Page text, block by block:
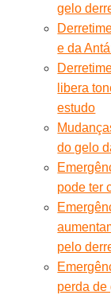
gelo
e da
libera
estudo
do gelo
pode ter
pelo
perda de